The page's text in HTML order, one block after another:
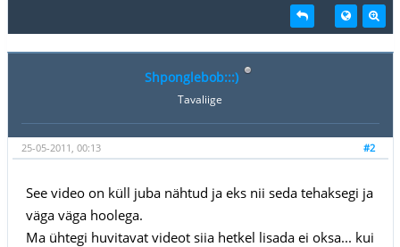
Shponglebob:::)
Tavaliige
#2
25-05-2011, 00:13
See video on küll juba nähtud ja eks nii seda tehaksegi ja
väga väga hoolega.
Ma ühtegi huvitavat videot siia hetkel lisada ei oksa... kui